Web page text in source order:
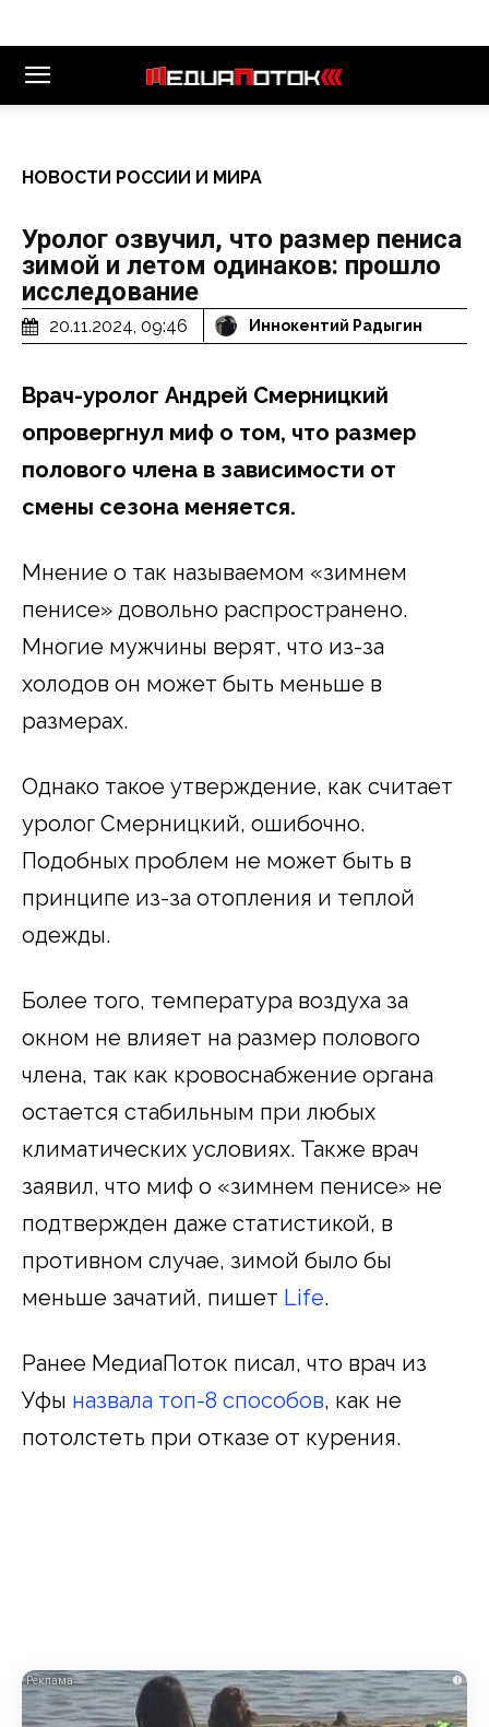
НОВОСТИ РОССИИ И МИРА
Уролог озвучил, что размер пениса
зимой и летом одинаков: прошло
исследование
20.11.2024, 09:46 Иннокентий Радыгин
Врач-уролог Андрей Смерницкий
опровергнул миф о том, что размер
полового члена в зависимости от
смены сезона меняется.
Мнение о так называемом «зимнем
пенисе» довольно распространено.
Многие мужчины верят, что из-за
холодов он может быть меньше в
размерах.
Однако такое утверждение, как считает
уролог Смерницкий, ошибочно.
Подобных проблем не может быть в
принципе из-за отопления и теплой
одежды.
Более того, температура воздуха за
окном не влияет на размер полового
члена, так как кровоснабжение органа
остается стабильным при любых
климатических условиях. Также врач
заявил, что миф о «зимнем пенисе» не
подтвержден даже статистикой, в
противном случае, зимой было бы
меньше зачатий, пишет Life.
Ранее МедиаПоток писал, что врач из
Уфы назвала топ-8 способов, как не
потолстеть при отказе от курения.
i